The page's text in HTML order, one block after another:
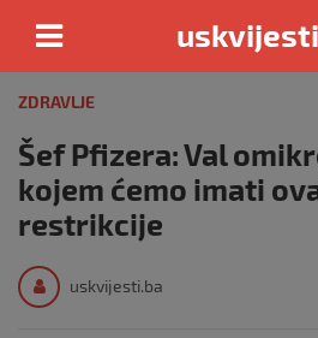
content
ZDRAVLJE
Šef Pfizera: Val
kojem ćemo imati
restrikcije
uskvijesti.ba